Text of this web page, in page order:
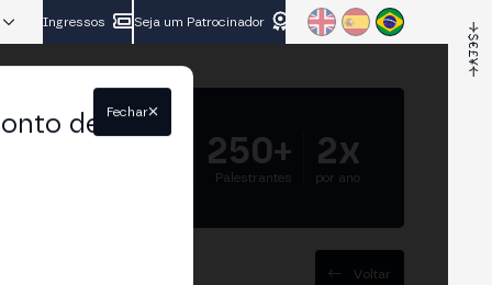
Ingressos Seja um Patrocinador
250+
Palestrantes
2x
por ano
Voltar
de
Fechar